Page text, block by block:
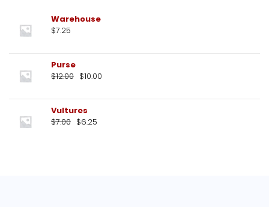
Warehouse
$7.25
Purse
$12.00 $10.00
Vultures
$7.00 $6.25